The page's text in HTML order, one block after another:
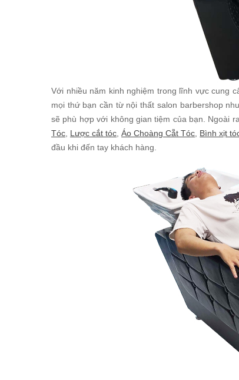
Với nhiều năm kinh nghiệm trong lĩnh vực cung
mọi thứ bạn cần từ nội thất salon barbershop
sẽ phù hợp với không gian tiệm của bạn. Ngoài
Tóc Lược cắt tóc ,Áo Choàng Cẵt Tóc Bình xịt
đầu khi đến tay khách hàng.